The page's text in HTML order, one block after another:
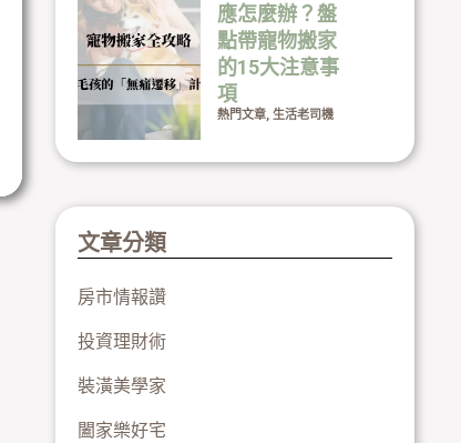
應怎麼辦？盤
點帶寵物搬家
的15大注意事
項
熱門文章 ,生活老司機
文章分類
房市情報讚
投資理財術
裝潢美學家
闔家樂好宅